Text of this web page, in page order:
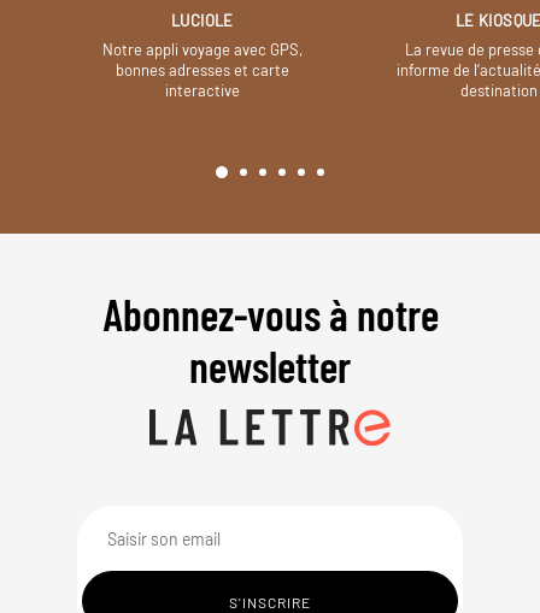
LUCIOLE
Notre appli voyage avec GPS,
bonnes adresses et carte
interactive
LE
La revue de presse
informe de
destination
Abonnez-vous à notre
newsletter